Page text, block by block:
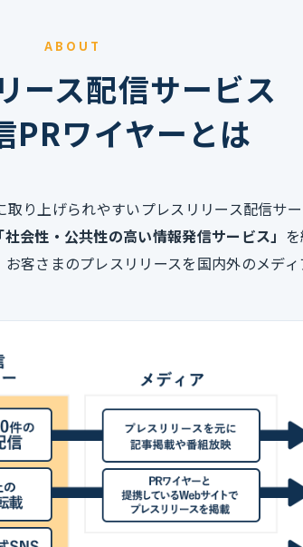
ABOUT
ース配信サービス
PRワイヤーとは
り上げられやすいプレスリリース配信サー
「社会性・公共性の高い情報発信サービス」
客さまのプレスリリースを国内外のメディ